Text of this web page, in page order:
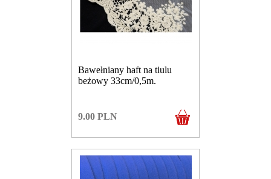
Bawełniany haft na tiulu
beżowy 33cm/0,5m.
9.00 PLN